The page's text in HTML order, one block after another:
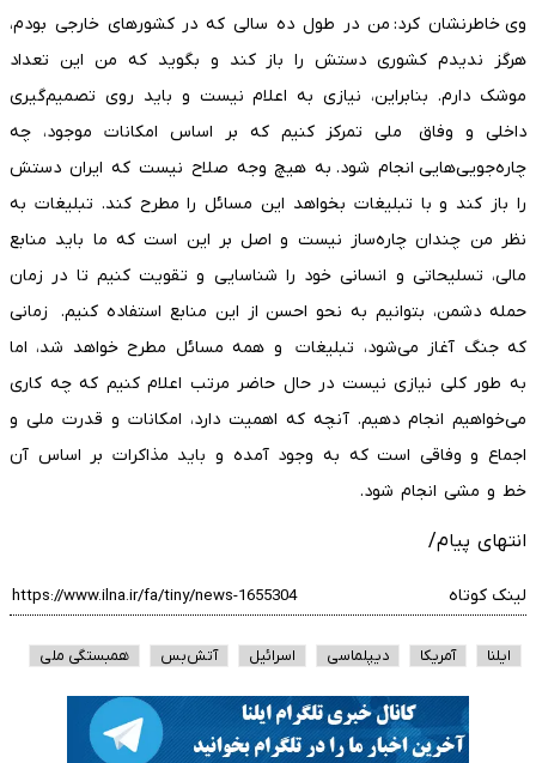
وی خاطرنشان کرد:‌ من در طول ده سالی که در کشورهای خارجی بودم،
هرگز ندیدم کشوری دستش را باز کند و بگوید که من این تعداد
موشک دارم. بنابراین، نیازی به اعلام نیست و باید روی تصمیم‌گیری
داخلی و وفاق ملی تمرکز کنیم که بر اساس امکانات موجود، چه
چاره‌جویی‌هایی انجام شود. به هیچ وجه صلاح نیست که ایران دستش
را باز کند و با تبلیغات بخواهد این مسائل را مطرح کند. تبلیغات به
نظر من چندان چاره‌ساز نیست و اصل بر این است که ما باید منابع
مالی، تسلیحاتی و انسانی خود را شناسایی و تقویت کنیم تا در زمان
حمله دشمن، بتوانیم به نحو احسن از این منابع استفاده کنیم. زمانی
که جنگ آغاز می‌شود، تبلیغات و همه مسائل مطرح خواهد شد، اما
به طور کلی نیازی نیست در حال حاضر مرتب اعلام کنیم که چه کاری
می‌خواهیم انجام دهیم. آنچه که اهمیت دارد، امکانات و قدرت ملی و
اجماع و وفاقی است که به وجود آمده و باید مذاکرات بر اساس آن
خط و مشی انجام شود.
انتهای پیام/
لینک کوتاه
ایلنا آمریکا دیپلماسی اسرائیل آتش‌بس همبستگی ملی